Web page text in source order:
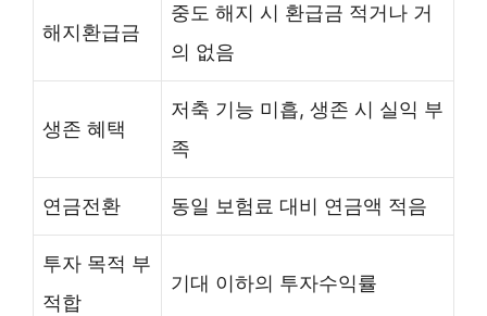
해지환급금
중도 해지 시 환급금 적거나 거
의 없음
생존 혜택
저축 기능 미흡, 생존 시 실익 부
족
연금전환 동일 보험료 대비 연금액 적음
투자 목적 부
적합
기대 이하의 투자수익률